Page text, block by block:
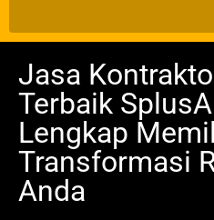
Jasa
Terbaik
Lengkap
Transformasi
Anda